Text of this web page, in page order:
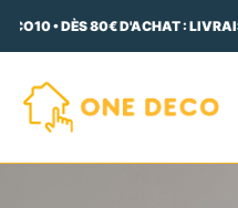
• DÈS 80€ D'ACHAT :